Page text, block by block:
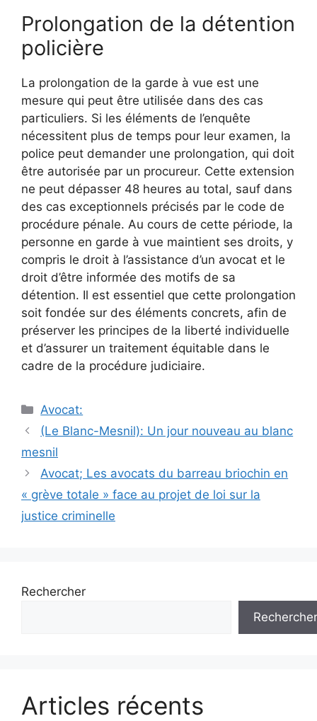
Prolongation de la détention
policière
La prolongation de la garde à vue est une
mesure qui peut être utilisée dans des cas
particuliers. Si les éléments de l’enquête
nécessitent plus de temps pour leur examen, la
police peut demander une prolongation, qui doit
être autorisée par un procureur. Cette extension
ne peut dépasser 48 heures au total, sauf dans
des cas exceptionnels précisés par le code de
procédure pénale. Au cours de cette période, la
personne en garde à vue maintient ses droits, y
compris le droit à l’assistance d’un avocat et le
droit d’être informée des motifs de sa
détention. Il est essentiel que cette prolongation
soit fondée sur des éléments concrets, afin de
préserver les principes de la liberté individuelle
et d’assurer un traitement équitable dans le
cadre de la procédure judiciaire.
Catégories
Avocat:
Navigation
des
(Le Blanc-Mesnil): Un jour nouveau au blanc
mesnil
Avocat; Les avocats du barreau briochin en
« grève totale » face au projet de loi sur la
justice criminelle
Rechercher
Rechercher
Articles récents